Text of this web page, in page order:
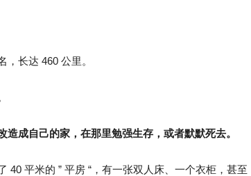
长达 460 公里。
成自己的家，在那里勉强生存，或者默默死去。
40 平米的 ” 平房 “，有一张双人床、一个衣柜，甚至